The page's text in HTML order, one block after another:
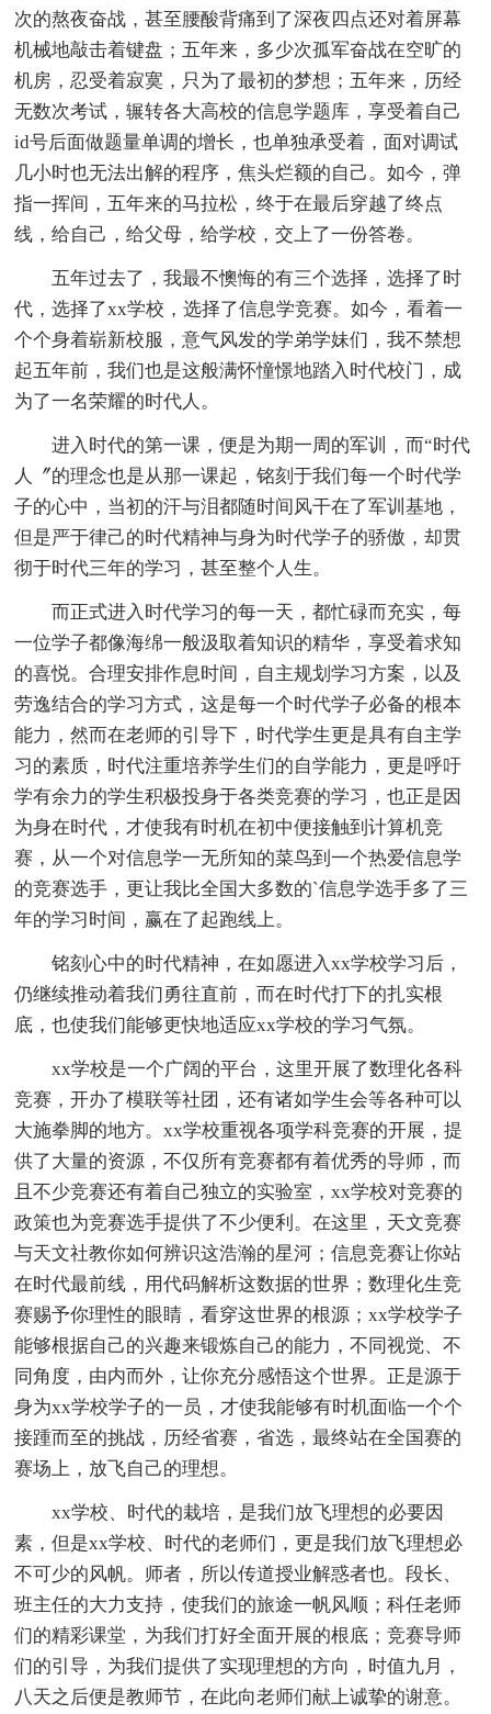
次的熬夜奋战，甚至腰酸背痛到了深夜四点还对着屏幕
机械地敲击着键盘；五年来，多少次孤军奋战在空旷的
机房，忍受着寂寞，只为了最初的梦想；五年来，历经
无数次考试，辗转各大高校的信息学题库，享受着自己
id号后面做题量单调的增长，也单独承受着，面对调试
几小时也无法出解的程序，焦头烂额的自己。如今，弹
指一挥间，五年来的马拉松，终于在最后穿越了终点
线，给自己，给父母，给学校，交上了一份答卷。
五年过去了，我最不懊悔的有三个选择，选择了时
代，选择了xx学校，选择了信息学竞赛。如今，看着一
个个身着崭新校服，意气风发的学弟学妹们，我不禁想
起五年前，我们也是这般满怀憧憬地踏入时代校门，成
为了一名荣耀的时代人。
进入时代的第一课，便是为期一周的军训，而“时代
人〞的理念也是从那一课起，铭刻于我们每一个时代学
子的心中，当初的汗与泪都随时间风干在了军训基地，
但是严于律己的时代精神与身为时代学子的骄傲，却贯
彻于时代三年的学习，甚至整个人生。
而正式进入时代学习的每一天，都忙碌而充实，每
一位学子都像海绵一般汲取着知识的精华，享受着求知
的喜悦。合理安排作息时间，自主规划学习方案，以及
劳逸结合的学习方式，这是每一个时代学子必备的根本
能力，然而在老师的引导下，时代学生更是具有自主学
习的素质，时代注重培养学生们的自学能力，更是呼吁
学有余力的学生积极投身于各类竞赛的学习，也正是因
为身在时代，才使我有时机在初中便接触到计算机竞
赛，从一个对信息学一无所知的菜鸟到一个热爱信息学
的竞赛选手，更让我比全国大多数的`信息学选手多了三
年的学习时间，赢在了起跑线上。
铭刻心中的时代精神，在如愿进入xx学校学习后，
仍继续推动着我们勇往直前，而在时代打下的扎实根
底，也使我们能够更快地适应xx学校的学习气氛。
xx学校是一个广阔的平台，这里开展了数理化各科
竞赛，开办了模联等社团，还有诸如学生会等各种可以
大施拳脚的地方。xx学校重视各项学科竞赛的开展，提
供了大量的资源，不仅所有竞赛都有着优秀的导师，而
且不少竞赛还有着自己独立的实验室，xx学校对竞赛的
政策也为竞赛选手提供了不少便利。在这里，天文竞赛
与天文社教你如何辨识这浩瀚的星河；信息竞赛让你站
在时代最前线，用代码解析这数据的世界；数理化生竞
赛赐予你理性的眼睛，看穿这世界的根源；xx学校学子
能够根据自己的兴趣来锻炼自己的能力，不同视觉、不
同角度，由内而外，让你充分感悟这个世界。正是源于
身为xx学校学子的一员，才使我能够有时机面临一个个
接踵而至的挑战，历经省赛，省选，最终站在全国赛的
赛场上，放飞自己的理想。
xx学校、时代的栽培，是我们放飞理想的必要因
素，但是xx学校、时代的老师们，更是我们放飞理想必
不可少的风帆。师者，所以传道授业解惑者也。段长、
班主任的大力支持，使我们的旅途一帆风顺；科任老师
们的精彩课堂，为我们打好全面开展的根底；竞赛导师
们的引导，为我们提供了实现理想的方向，时值九月，
八天之后便是教师节，在此向老师们献上诚挚的谢意。